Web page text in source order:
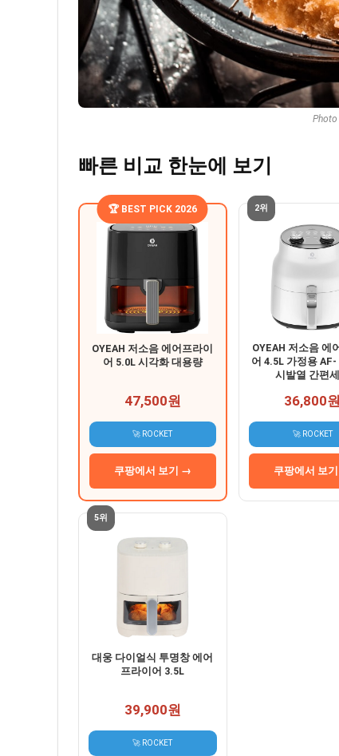
빠른 비교 한눈에 보기
🏆 BEST PICK 2026
OYEAH 저소음 에어프라이
어 5.0L 시각화 대용량
47,500원
🚀 ROCKET
쿠팡에서 보기 →
2위
OYEAH 저소음 에
어 4.5L 가정용 AF-
시발열 간편
36,800원
🚀 ROCKET
쿠팡에서 보
5위
대웅 다이얼식 투명창 에어
프라이어 3.5L
39,900원
🚀 ROCKET